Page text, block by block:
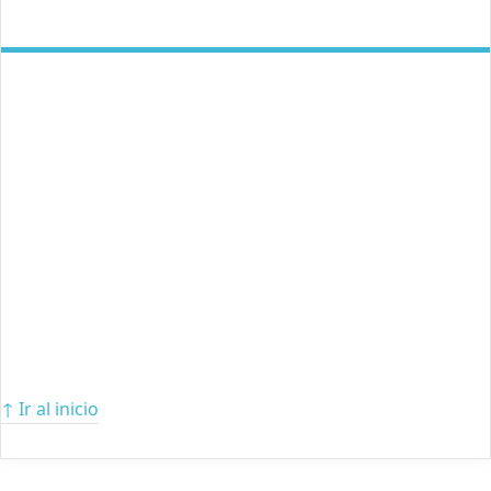
↑ Ir al inicio